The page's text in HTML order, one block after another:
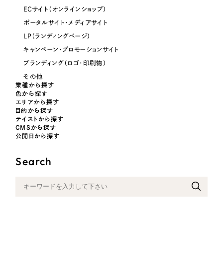
ECサイト（オンラインショップ）
ポータルサイト・メディアサイト
LP（ランディングページ）
キャンペーン・プロモーションサイト
ブランディング（ロゴ・印刷物）
その他
業種から探す
色から探す
エリアから探す
目的から探す
テイストから探す
CMSから探す
公開日から探す
Search